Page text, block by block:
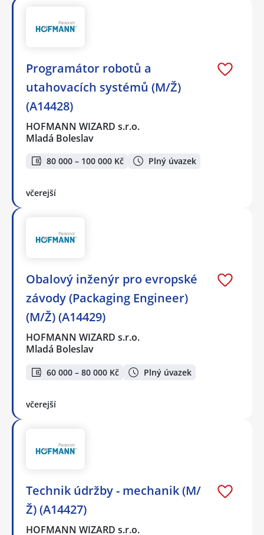
Programátor robotů a
utahovacích systémů (M/Ž)
(A14428)
HOFMANN WIZARD s.r.o.
Mladá Boleslav
80 000 – 100 000 Kč Plný úvazek
včerejší
Obalový inženýr pro evropské
závody (Packaging Engineer)
(M/Ž) (A14429)
HOFMANN WIZARD s.r.o.
Mladá Boleslav
60 000 – 80 000 Kč Plný úvazek
včerejší
Technik údržby - mechanik (M/
Ž) (A14427)
HOFMANN WIZARD s.r.o.